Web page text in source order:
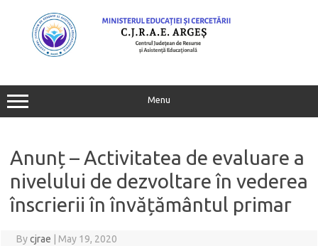
content
Menu
Anunț – Activitatea de evaluare a
nivelului de dezvoltare în vederea
înscrierii în învățământul primar
Bycjrae May 19, 2020